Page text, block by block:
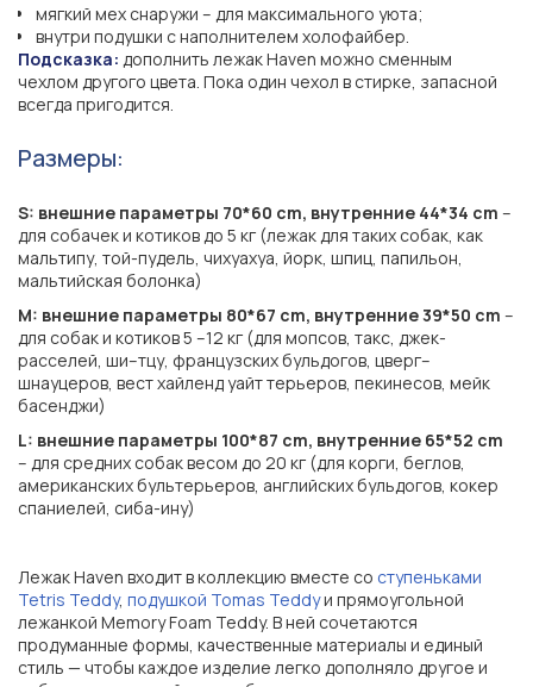
мягкий мех снаружи – для максимального уюта;
внутри подушки с наполнителем холофайбер.
Подсказка: дополнить лежак Haven можно сменным
чехлом другого цвета. Пока один чехол в стирке, запасной
всегда пригодится.
Размеры:
S: внешние параметры 70*60 cm, внутренние 44*34 cm –
для собачек и котиков до 5 кг (лежак для таких собак, как
мальтипу, той-пудель, чихуахуа, йорк, шпиц, папильон,
мальтийская болонка)
M: внешние параметры 80*67 cm, внутренние 39*50 cm –
для собак и котиков 5 –12 кг (для мопсов, такс, джек-
расселей, ши–тцу, французских бульдогов, цверг–
шнауцеров, вест хайленд уайт терьеров, пекинесов, мейк
басенджи)
L: внешние параметры 100*87 cm, внутренние 65*52 cm
– для средних собак весом до 20 кг (для корги, беглов,
американских бультерьеров, английских бульдогов, кокер
спаниелей, сиба-ину)
Лежак Haven входит в коллекцию вместе сo ступеньками
Tetris Teddy, подушкой Tomas Teddyи прямоугольной
лежанкой Memory Foam Teddy. В ней сочетаются
продуманные формы, качественные материалы и единый
стиль — чтобы каждое изделие легко дополняло другое и